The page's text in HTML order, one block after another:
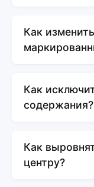
Как
Как
содержания?
Как
центру?